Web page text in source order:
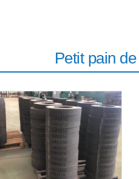
Petit pain de doublure de
Petit pain